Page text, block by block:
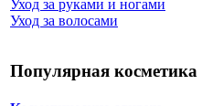
Уход за руками и ногами
Уход за волосами
Популярная косметика